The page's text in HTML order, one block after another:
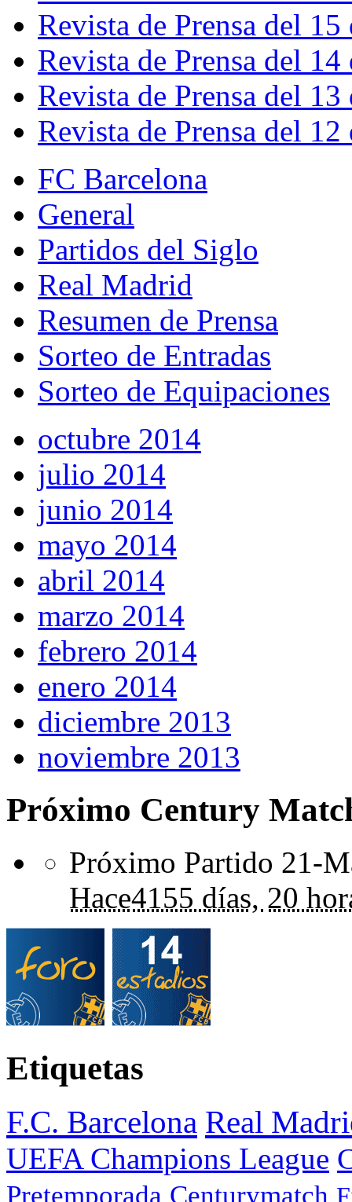
Revista de Prensa del
Revista de Prensa del
Revista de Prensa del
Revista de Prensa del
FC Barcelona
General
Partidos del Siglo
Real Madrid
Resumen de Prensa
Sorteo de Entradas
Sorteo de Equipaciones
octubre 2014
julio 2014
junio 2014
mayo 2014
abril 2014
marzo 2014
febrero 2014
enero 2014
diciembre 2013
noviembre 2013
Próximo Century
Próximo Partido 21-
Hace4155 días, 20
Etiquetas
F.C. Barcelona Real
UEFA Champions League
Pretemporada Centurymatch